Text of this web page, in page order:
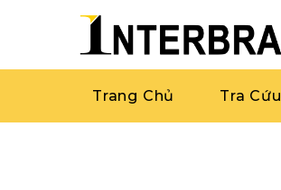
Trang Chủ Tra Cứu